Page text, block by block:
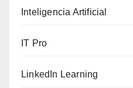
Inteligencia Artificial
IT Pro
LinkedIn Learning